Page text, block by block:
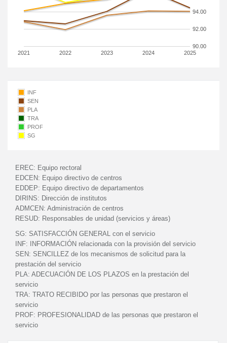
2021 2022 2023 2024 2025
90.00
92.00
94.00
INF
SEN
PLA
TRA
PROF
SG
EREC: Equipo rectoral
EDCEN: Equipo directivo de centros
EDDEP: Equipo directivo de departamentos
DIRINS: Dirección de institutos
ADMCEN: Administración de centros
RESUD: Responsables de unidad (servicios y áreas)
SG: SATISFACCIÓN GENERAL con el servicio
INF:
INFORMACIÓN relacionada con la provisión del servicio
SEN: SENCILLEZ de los mecanismos de solicitud para la
prestación del servicio
PLA: ADECUACIÓN DE LOS PLAZOS en la prestación del
servicio
TRA: TRATO RECIBIDO por las personas que prestaron el
servicio
PROF: PROFESIONALIDAD de las personas que prestaron el
servicio